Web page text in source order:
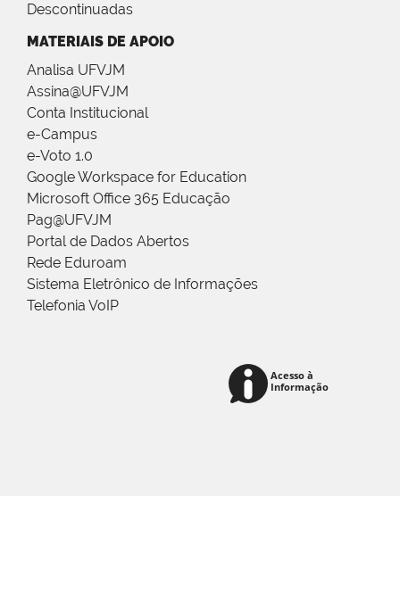
Descontinuadas
MATERIAIS DE APOIO
Analisa UFVJM
Assina@UFVJM
Conta Institucional
e-Campus
e-Voto 1.0
Google Workspace for Education
Microsoft Office 365 Educação
Pag@UFVJM
Portal de Dados Abertos
Rede Eduroam
Sistema Eletrônico de Informações
Telefonia VoIP